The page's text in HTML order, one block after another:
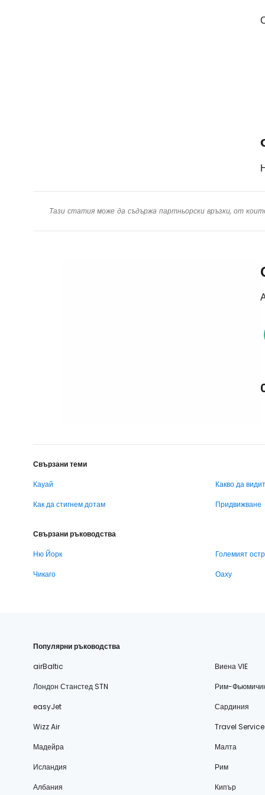
Тази статия може да съдържа партньорски връзки, от
Свързани теми
Кауай
Какво да
Как да стигнем дотам
Придвижване
Свързани ръководства
Ню Йорк
Големият
Чикаго
Оаху
Популярни ръководства
airBaltic
Виена VIE
Лондон Станстед STN
Рим-
easyJet
Сардиния
Wizz Air
Travel Service
Мадейра
Малта
Исландия
Рим
Албания
Кипър